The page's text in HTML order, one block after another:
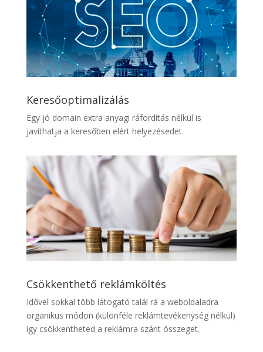
Keresőoptimalizálás
Egy jó domain extra anyagi ráfordítás nélkül is
javíthatja a keresőben elért helyezésedet.
Csökkenthető reklámköltés
Idővel sokkal több látogató talál rá a weboldaladra
organikus módon (különféle reklámtevékenység nélkül)
így csökkentheted a reklámra szánt összeget.